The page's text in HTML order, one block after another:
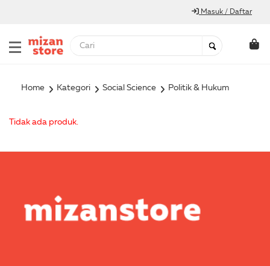
Masuk / Daftar
Home Kategori Social Science Politik & Hukum
Tidak ada produk.